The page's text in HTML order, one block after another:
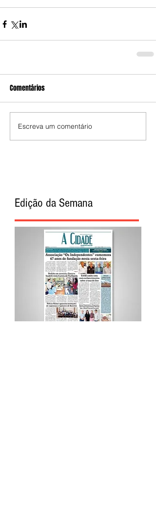
Comentários
Escreva um comentário
Edição da Semana